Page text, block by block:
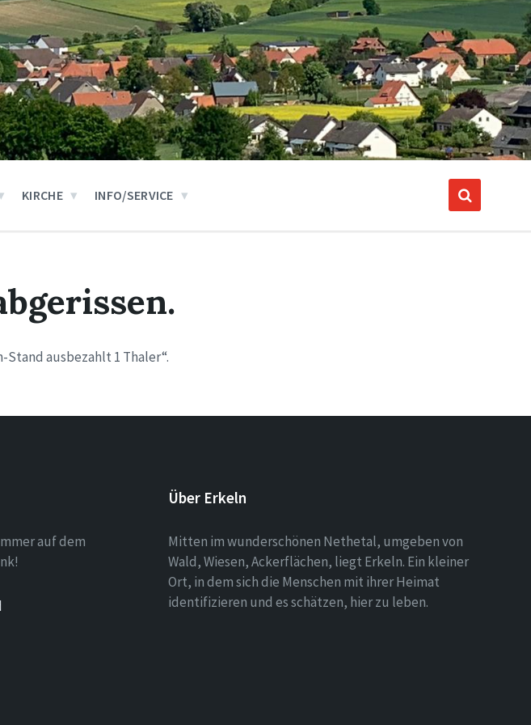
KIRCHE INFO/SERVICE
Stand ausbezahlt 1 Thaler“.
auf dem
Über Erkeln
Mitten im wunderschönen Nethetal, umgeben von
Wald, Wiesen, Ackerflächen, liegt Erkeln. Ein kleiner
Ort, in dem sich die Menschen mit ihrer Heimat
identifizieren und es schätzen, hier zu leben.